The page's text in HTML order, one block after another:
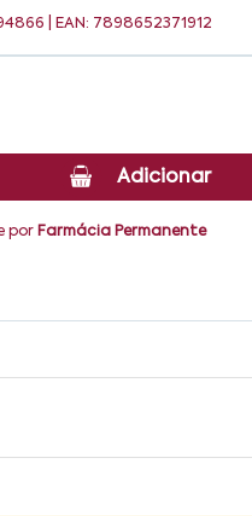
| EAN: 7898652371912
Adicionar
por Farmácia Permanente